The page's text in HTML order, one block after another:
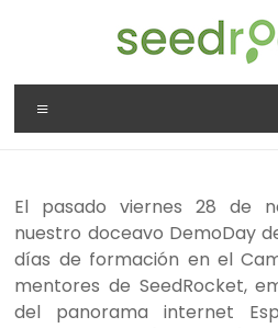
SeedRocket
La
que
nació
en
España
para
El pasado viernes 28 de
nuestro doceavo DemoDay
días de formación en el
mentores de SeedRocket,
del panorama internet